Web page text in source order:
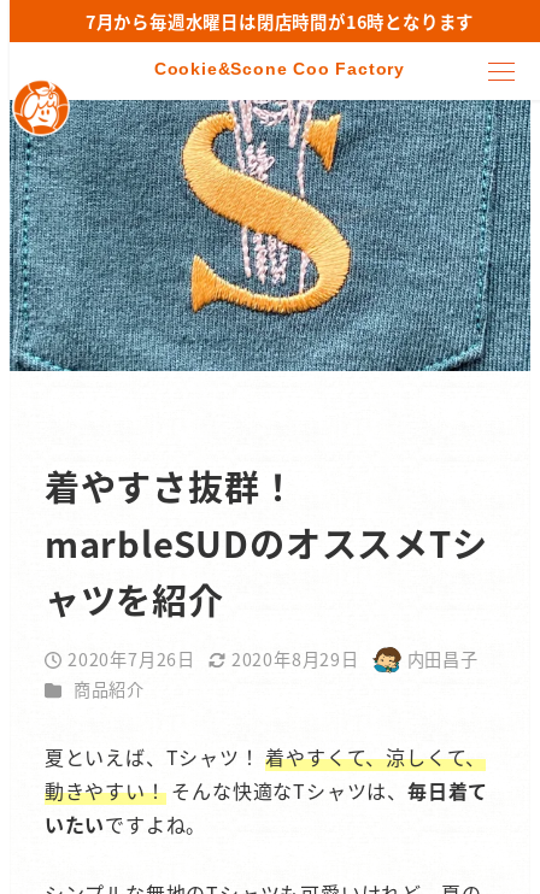
7月から毎週水曜日は閉店時間が16時となります
着やすさ抜群！
marbleSUDのオススメTシ
ャツを紹介
投稿日
2020年7月26日
更新日
2020年8月29日
著
内田昌子
カテゴリー
商品紹介
夏といえば、Tシャツ！着やすくて、涼しくて、
動きやすい！そんな快適なTシャツは、毎日着て
いたいですよね。